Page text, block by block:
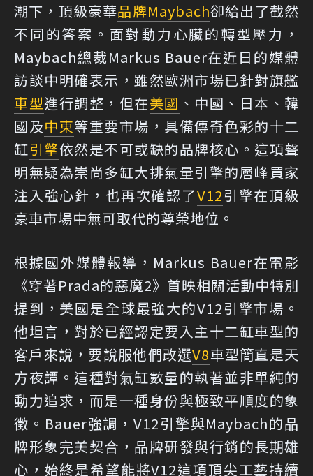
潮下，頂級豪華品牌Maybach卻給出了截然
不同的答案。面對動力心臟的轉型壓力，
Maybach總裁Markus Bauer在近日的媒體
訪談中明確表示，雖然歐洲市場已針對旗艦
車型進行調整，但在美國 、中國、日本、韓
國及中東等重要市場，具備傳奇色彩的十二
缸引擎依然是不可或缺的品牌核心。這項聲
明無疑為崇尚多缸大排氣量引擎的層峰買家
注入強心針，也再次確認了V12引擎在頂級
豪車市場中無可取代的尊榮地位。
根據國外媒體報導，Markus Bauer在電影
《穿著Prada的惡魔2》首映相關活動中特別
提到，美國是全球最強大的V12引擎市場。
他坦言，對於已經認定要入主十二缸車型的
客戶來說，要說服他們改選V8車型簡直是天
方夜譚。這種對氣缸數量的執著並非單純的
動力追求，而是一種身份與極致平順度的象
徵。Bauer強調，V12引擎與Maybach的品
牌形象完美契合，品牌研發與行銷的長期雄
心，始終是希望能將V12這項頂尖工藝持續